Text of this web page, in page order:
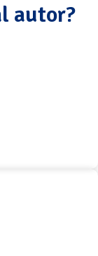
autor?